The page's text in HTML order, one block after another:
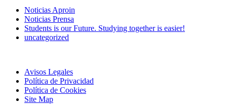
Noticias Aproin
Noticias Prensa
Students is our Future. Studying together is easier!
uncategorized
Avisos Legales
Política de Privacidad
Política de Cookies
Site Map